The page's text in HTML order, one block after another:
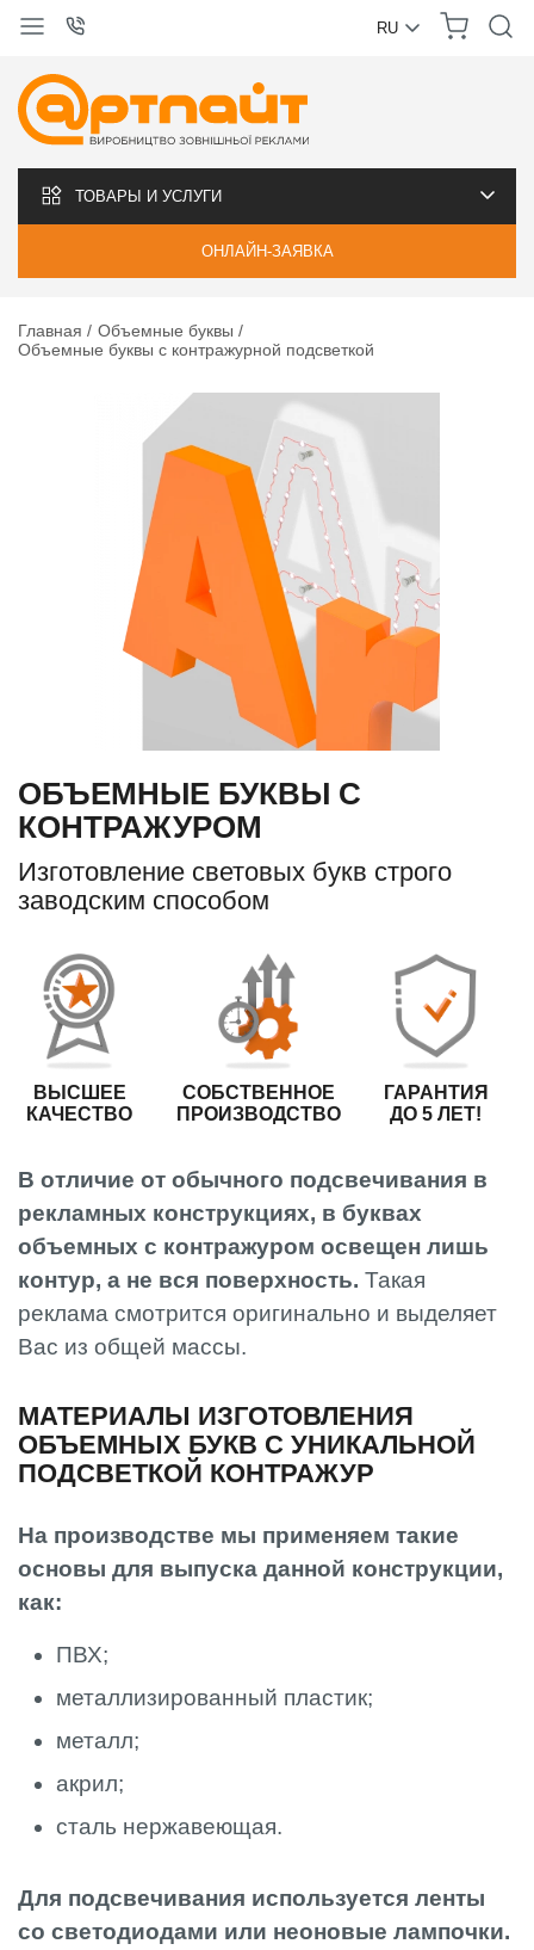
RU
ТОВАРЫ И УСЛУГИ
ОНЛАЙН-ЗАЯВКА
Главная
Объемные буквы
Объемные буквы с контражурной подсветкой
ОБЪЕМНЫЕ БУКВЫ С
КОНТРАЖУРОМ
Изготовление световых букв строго
заводским способом
ВЫСШЕЕ
КАЧЕСТВО
СОБСТВЕННОЕ
ПРОИЗВОДСТВО
ГАРАНТИЯ
ДО 5 ЛЕТ!
В отличие от обычного подсвечивания в
рекламных конструкциях, в буквах
объемных с контражуром освещен лишь
контур, а не вся поверхность. Такая
реклама смотрится оригинально и выделяет
Вас из общей массы.
МАТЕРИАЛЫ ИЗГОТОВЛЕНИЯ
ОБЪЕМНЫХ БУКВ С УНИКАЛЬНОЙ
ПОДСВЕТКОЙ КОНТРАЖУР
На производстве мы применяем такие
основы для выпуска данной конструкции,
как:
ПВХ;
металлизированный пластик;
металл;
акрил;
сталь нержавеющая.
Для подсвечивания используется ленты
со светодиодами или неоновые лампочки.